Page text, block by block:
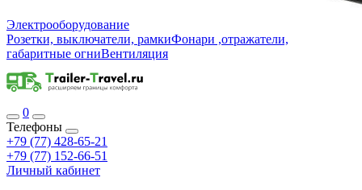
Электрооборудование
Розетки, выключатели, рамкиФонари ,отражатели,
габаритные огниВентиляция
0
Телефоны
+79 (77) 428-65-21
+79 (77) 152-66-51
Личный кабинет